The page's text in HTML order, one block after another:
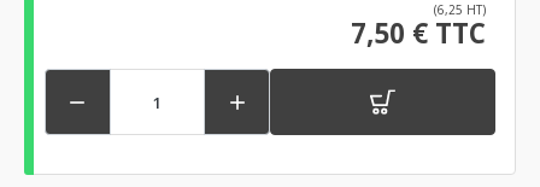
(6,25 HT)
7,50 € TTC
 